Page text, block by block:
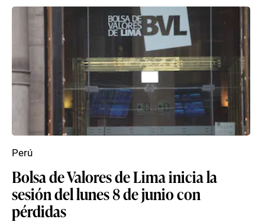
Bolsa de Valores de Lima inicia la
sesión del lunes 8 de junio con
pérdidas
Perú